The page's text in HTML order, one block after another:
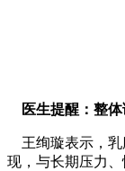
医生提醒：整体
王绚璇表示，乳
现，与长期压力